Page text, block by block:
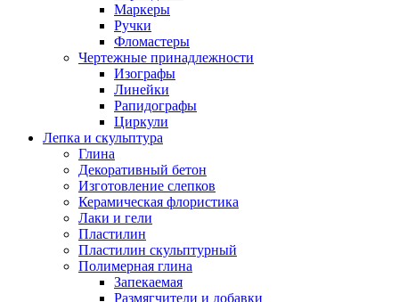
Маркеры
Ручки
Фломастеры
Чертежные принадлежности
Изографы
Линейки
Рапидографы
Циркули
Лепка и скульптура
Глина
Декоративный бетон
Изготовление слепков
Керамическая флористика
Лаки и гели
Пластилин
Пластилин скульптурный
Полимерная глина
Запекаемая
Размягчители и добавки